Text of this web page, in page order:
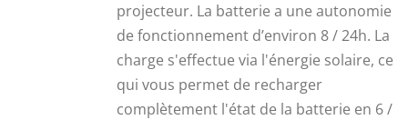
projecteur. La batterie a une autonomie
de fonctionnement d’environ 8 / 24h. La
charge s'effectue via l'énergie solaire, ce
qui vous permet de recharger
complètement l'état de la batterie en 6 /